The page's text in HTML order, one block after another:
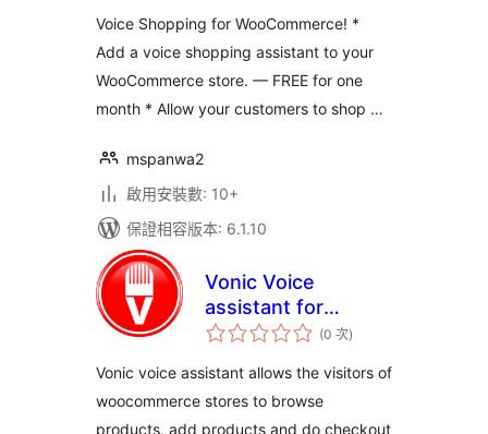
數
Voice Shopping for WooCommerce! *
Add a voice shopping assistant to your
WooCommerce store. — FREE for one
month * Allow your customers to shop …
mspanwa2
啟用安裝數: 10+
保證相容版本: 6.1.10
Vonic Voice
assistant for
WooCommerce
(0 次評
分
數
)
Vonic voice assistant allows the visitors of
woocommerce stores to browse
products, add products and do checkout